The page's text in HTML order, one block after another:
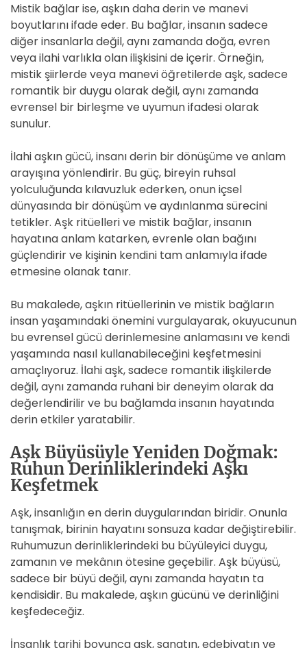
Mistik bağlar ise, aşkın daha derin ve manevi
boyutlarını ifade eder. Bu bağlar, insanın sadece
diğer insanlarla değil, aynı zamanda doğa, evren
veya ilahi varlıkla olan ilişkisini de içerir. Örneğin,
mistik şiirlerde veya manevi öğretilerde aşk, sadece
romantik bir duygu olarak değil, aynı zamanda
evrensel bir birleşme ve uyumun ifadesi olarak
sunulur.
İlahi aşkın gücü, insanı derin bir dönüşüme ve anlam
arayışına yönlendirir. Bu güç, bireyin ruhsal
yolculuğunda kılavuzluk ederken, onun içsel
dünyasında bir dönüşüm ve aydınlanma sürecini
tetikler. Aşk ritüelleri ve mistik bağlar, insanın
hayatına anlam katarken, evrenle olan bağını
güçlendirir ve kişinin kendini tam anlamıyla ifade
etmesine olanak tanır.
Bu makalede, aşkın ritüellerinin ve mistik bağların
insan yaşamındaki önemini vurgulayarak, okuyucunun
bu evrensel gücü derinlemesine anlamasını ve kendi
yaşamında nasıl kullanabileceğini keşfetmesini
amaçlıyoruz. İlahi aşk, sadece romantik ilişkilerde
değil, aynı zamanda ruhani bir deneyim olarak da
değerlendirilir ve bu bağlamda insanın hayatında
derin etkiler yaratabilir.
Aşk Büyüsüyle Yeniden Doğmak:
Ruhun Derinliklerindeki Aşkı
Keşfetmek
Aşk, insanlığın en derin duygularından biridir. Onunla
tanışmak, birinin hayatını sonsuza kadar değiştirebilir.
Ruhumuzun derinliklerindeki bu büyüleyici duygu,
zamanın ve mekânın ötesine geçebilir. Aşk büyüsü,
sadece bir büyü değil, aynı zamanda hayatın ta
kendisidir. Bu makalede, aşkın gücünü ve derinliğini
keşfedeceğiz.
İnsanlık tarihi boyunca aşk, sanatın, edebiyatın ve